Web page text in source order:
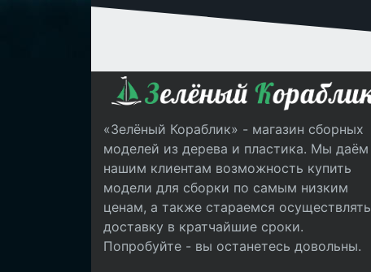
«Зелёный Кораблик» - магазин сборных
моделей из дерева и пластика. Мы даём
нашим клиентам возможность купить
модели для сборки по самым низким
ценам, а также стараемся осуществлять
доставку в кратчайшие сроки.
Попробуйте - вы останетесь довольны.